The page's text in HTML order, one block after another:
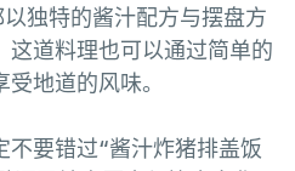
独特的酱汁配方与摆盘方
这道料理也可以通过简单的
地道的风味。
要错过“酱汁炸猪排盖饭